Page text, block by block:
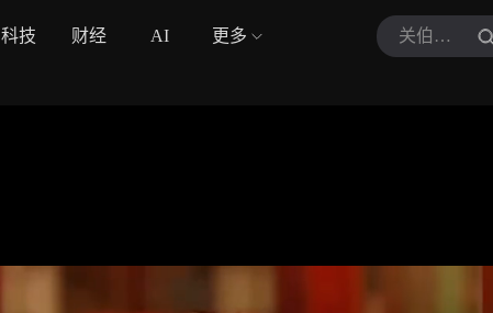
科技 财经 AI 更多 关伯兰呀